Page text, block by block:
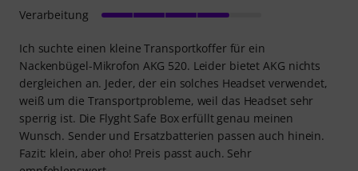
Ich suchte einen kleine Transportkoffer für ein
Nackenbügel-Mikrofon AKG 520. Leider bietet AKG nichts
dergleichen an. Jeder, der ein solches Headset verwendet,
weiß um die Transportprobleme, weil das Headset sehr
sperrig ist. Die Flyght Safe Box erfüllt genau meinen
Wunsch. Sender und Ersatzbatterien passen auch hinein.
Fazit: klein, aber oho! Preis passt auch. Sehr
Verarbeitung